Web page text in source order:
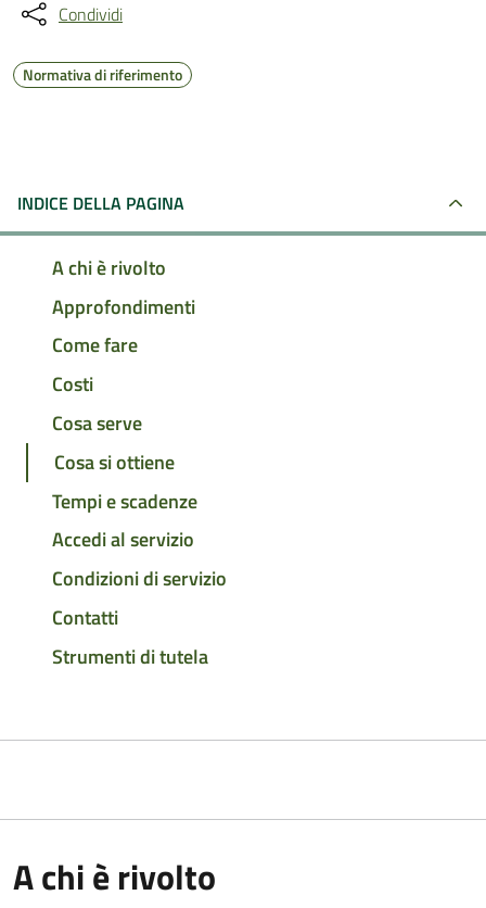
Condividi
Normativa di riferimento
INDICE DELLA PAGINA
A chi è rivolto
Approfondimenti
Come fare
Costi
Cosa serve
Cosa si ottiene
Tempi e scadenze
Accedi al servizio
Condizioni di servizio
Contatti
Strumenti di tutela
A chi è rivolto